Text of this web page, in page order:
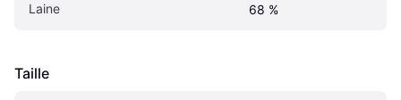
Laine 68 %
Taille